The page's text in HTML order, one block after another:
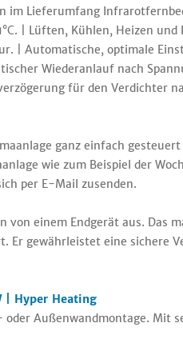
Lieferumfang
| Lüften, Kühlen, Heizen
| Automatische, optimale
Wiederanlauf nach
für den Verdichter
ganz einfach
wie zum Beispiel der
per E-Mail zusenden.
einem Endgerät aus. Das
Er gewährleistet eine sichere
| Hyper Heating
Außenwandmontage. Mit